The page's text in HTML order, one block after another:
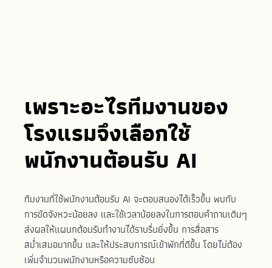
เพราะอะไรทีมงานของ
โรงแรมจึงเลือกใช้
พนักงานต้อนรับ AI
ทีมงานที่ใช้พนักงานต้อนรับ AI จะตอบสนองได้เร็วขึ้น พบกับ
การขัดจังหวะน้อยลง และใช้เวลาน้อยลงในการตอบคำถามเดิมๆ
ส่งผลให้แผนกต้อนรับทำงานได้ราบรื่นยิ่งขึ้น การสื่อสาร
สม่ำเสมอมากขึ้น และให้ประสบการณ์เข้าพักที่ดีขึ้น โดยไม่ต้อง
เพิ่มจำนวนพนักงานหรือความซับซ้อน